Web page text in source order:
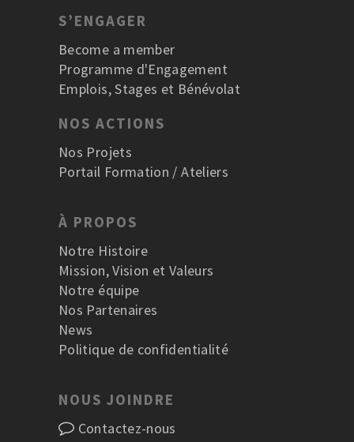
S’ENGAGER
Become a member
Programme d'Engagement
Emplois, Stages et Bénévolat
NOS ACTIONS
Nos Projets
Portail Formation / Ateliers
À PROPOS
Notre Histoire
Mission, Vision et Valeurs
Notre équipe
Nos Partenaires
News
Politique de confidentialité
NOUS JOINDRE
Contactez-nous